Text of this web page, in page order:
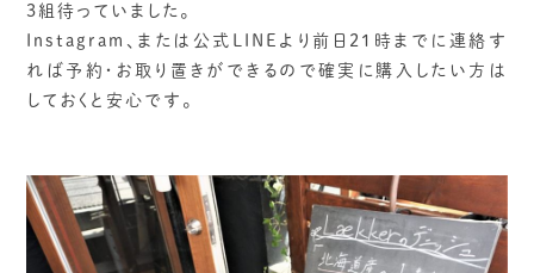
3組待っていました。
Instagram、または公式LINEより前日21時までに連絡す
れば予約・お取り置きができるので確実に購入したい方は
しておくと安心です。